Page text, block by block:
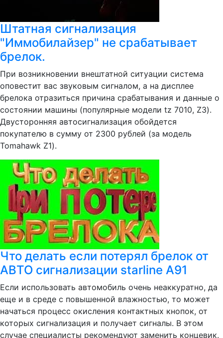
Штатная сигнализация
"Иммобилайзер" не срабатывает
брелок.
При возникновении внештатной ситуации система
оповестит вас звуковым сигналом, а на дисплее
брелока отразиться причина срабатывания и данные о
состоянии машины (популярные модели tz 7010, Z3).
Двусторонняя автосигнализация обойдется
покупателю в сумму от 2300 рублей (за модель
Tomahawk Z1).
Что делать если потерял брелок от
АВТО сигнализации starline A91
Если использовать автомобиль очень неаккуратно, да
еще и в среде с повышенной влажностью, то может
начаться процесс окисления контактных кнопок, от
которых сигнализация и получает сигналы. В этом
случае специалисты рекомендуют заменить концевик.